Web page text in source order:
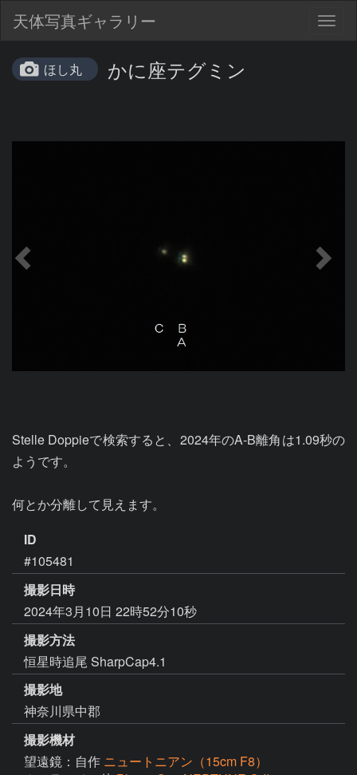
天体写真ギャラリー
ほし丸 かに座テグミン
Stelle Doppieで検索すると、2024年のA-B離角は1.09秒の
ようです。
何とか分離して見えます。
ID
#105481
撮影日時
2024年3月10日 22時52分10秒
撮影方法
恒星時追尾 SharpCap4.1
撮影地
神奈川県中郡
撮影機材
望遠鏡：自作 ニュートニアン（15cm F8）